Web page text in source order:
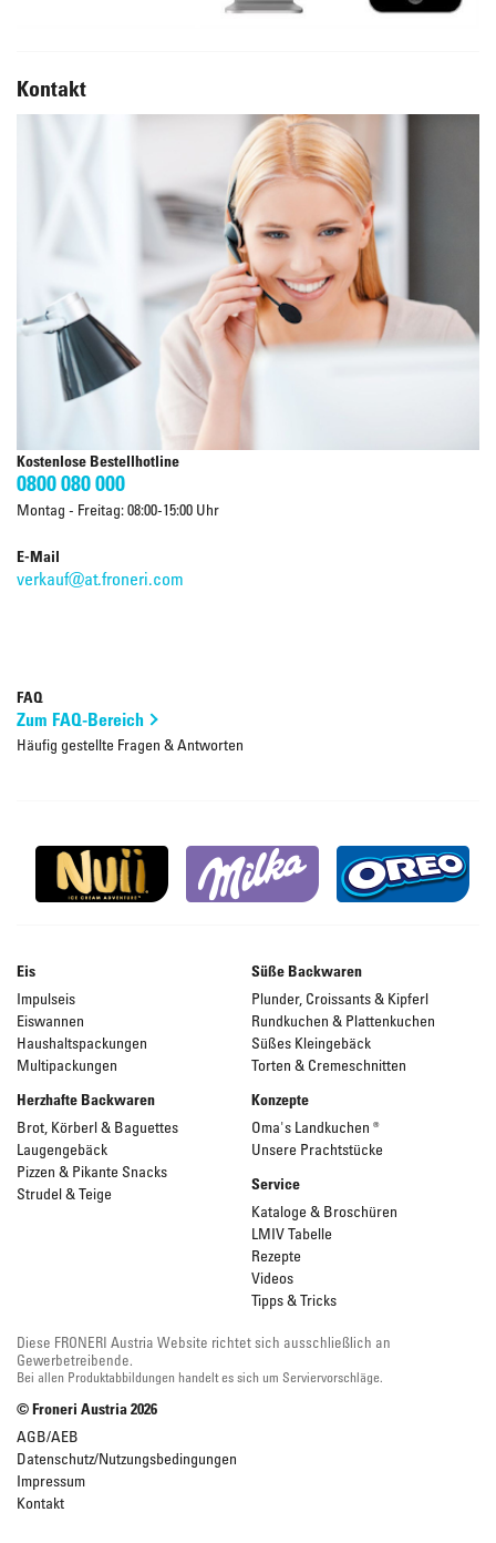
Kontakt
Kostenlose Bestellhotline
0800 080 000
Montag - Freitag: 08:00-15:00 Uhr
E-Mail
verkauf@at.froneri.com
FAQ
Zum FAQ-Bereich
Häufig gestellte Fragen & Antworten
Eis
Impulseis
Eiswannen
Haushaltspackungen
Multipackungen
Süße Backwaren
Plunder, Croissants & Kipferl
Rundkuchen & Plattenkuchen
Süßes Kleingebäck
Torten & Cremeschnitten
Herzhafte Backwaren
Brot, Körberl & Baguettes
Laugengebäck
Pizzen & Pikante Snacks
Strudel & Teige
Konzepte
Oma's Landkuchen ®
Unsere Prachtstücke
Service
Kataloge & Broschüren
LMIV Tabelle
Rezepte
Videos
Tipps & Tricks
Diese FRONERI Austria Website richtet sich ausschließlich an
Gewerbetreibende.
Bei allen Produktabbildungen handelt es sich um Serviervorschläge.
© Froneri Austria2026
AGB/AEB
Datenschutz/Nutzungsbedingungen
Impressum
Kontakt